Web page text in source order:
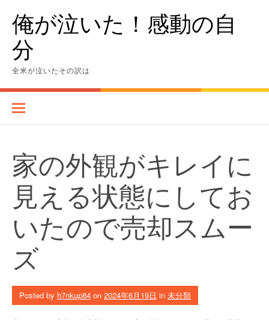
content俺が泣いた！感動の自
分
全米が泣いたその訳は
家の外観がキレイに
見える状態にしてお
いたので売却スムー
ズ
Posted by h7nkup84 on 2024年6月19日 in 未分類